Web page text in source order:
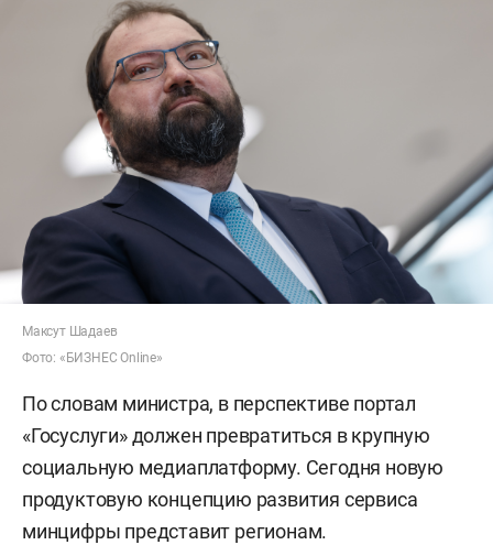
Максут Шадаев
Фото: «БИЗНЕС Online»
По словам министра, в перспективе портал
«Госуслуги» должен превратиться в крупную
социальную медиаплатформу. Сегодня новую
продуктовую концепцию развития сервиса
минцифры представит регионам.